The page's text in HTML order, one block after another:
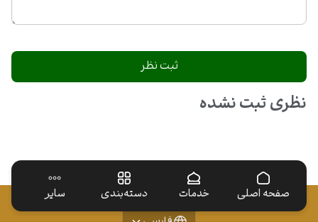
صفحه اصلی خدمات دسته‌بندی سایر
نظری ثبت نشده